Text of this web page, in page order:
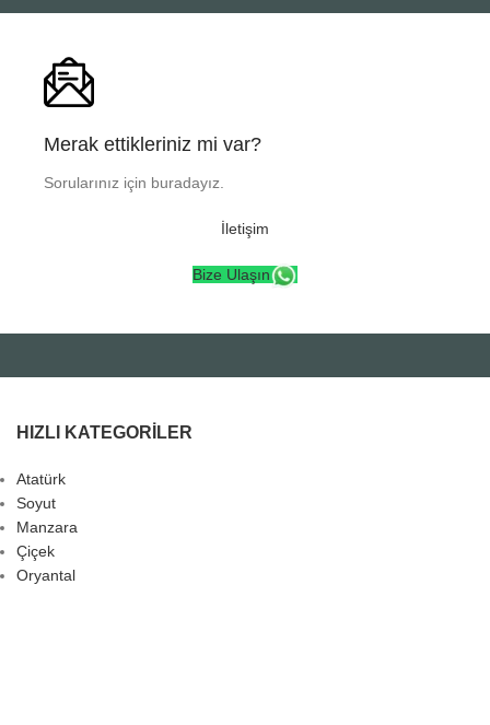
Merak ettikleriniz mi var?
Sorularınız için buradayız.
İletişim
Bize Ulaşın
HIZLI KATEGORILER
Atatürk
Soyut
Manzara
Çiçek
Oryantal